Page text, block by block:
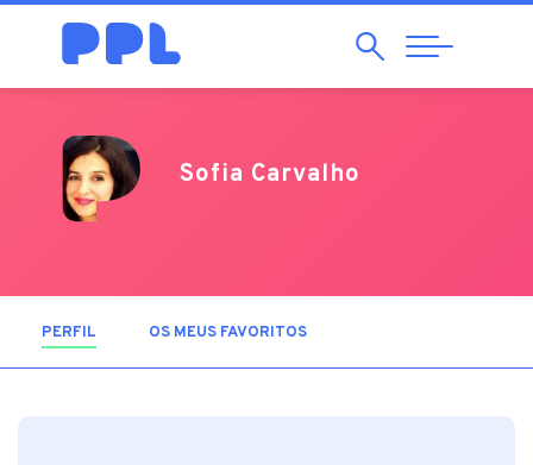
Pesquisar
Abrir
Navegação
Sofia Carvalho
PERFIL (SEPARADOR ATIVO)
OS MEUS FAVORITOS